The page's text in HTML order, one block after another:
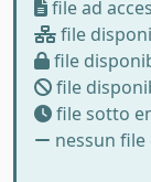
file ad
file
file
file
file sotto
nessun